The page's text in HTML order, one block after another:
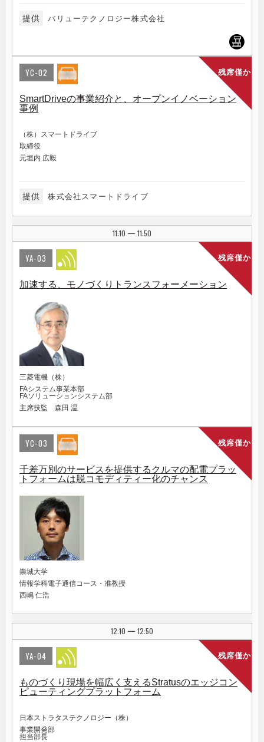
提供 バリューテクノロジー株式会社
残席僅か
YC-02
SmartDriveの事業紹介と、オープンイノベーション
事例
（株）スマートドライブ
取締役
元垣内 広毅
提供 株式会社スマートドライブ
11:10 | 11:50
残席僅か
YA-03
加速する、モノづくりトランスフォーメーション
三菱電機（株）
FAシステム事業本部
FAソリューションシステム部
主席技監 森田 温
残席僅か
YC-03
千差万別のサービスを提供するクルマの配電プラッ
トフォームは脱コモディティー化のチャンス
崇城大学
情報学科電子通信コース・准教授
西嶋 仁浩
12:10 | 12:50
残席僅か
YA-04
ものづくり現場を幅広く支えるStratusのエッジコン
ピューティングプラットフォーム
日本ストラタステクノロジー（株）
事業開発部
担当部長